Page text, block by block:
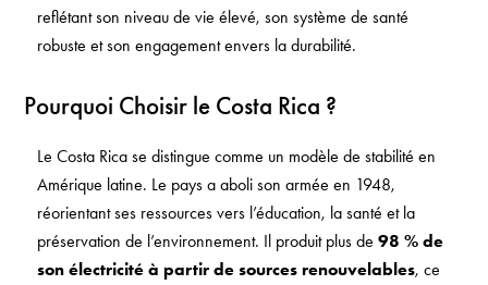
reflétant son niveau de vie élevé, son système de santé
robuste et son engagement envers la durabilité.
Pourquoi Choisir le Costa Rica ?
Le Costa Rica se distingue comme un modèle de stabilité en
Amérique latine. Le pays a aboli son armée en 1948,
réorientant ses ressources vers l’éducation, la santé et la
préservation de l’environnement. Il produit plus de 98 % de
son électricité à partir de sources renouvelables, ce